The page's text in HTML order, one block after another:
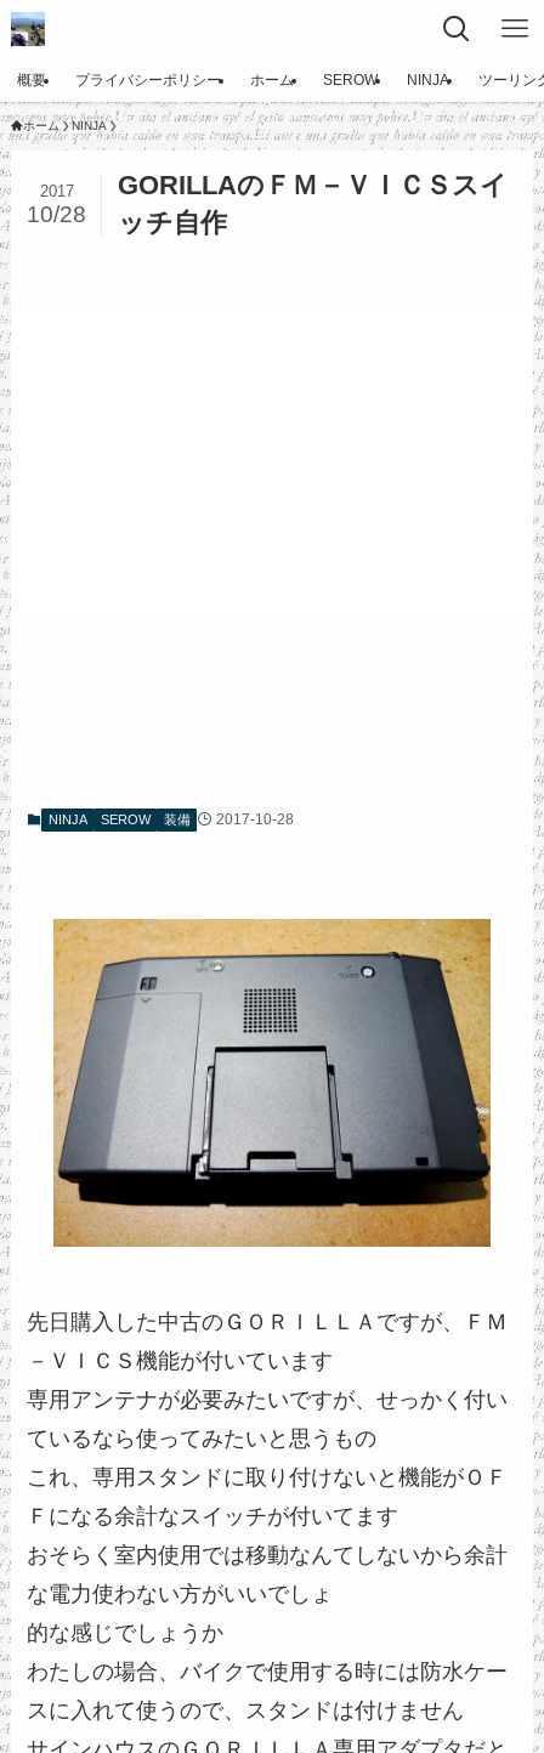
概要 プライバシーポリシー ホーム SEROW NINJA ツーリン
ホーム NINJA
GORILLAのＦＭ－ＶＩＣＳスイ
ッチ自作
2017
10/28
NINJA SEROW 装備 2017-10-28
先日購入した中古のＧＯＲＩＬＬＡですが、ＦＭ
－ＶＩＣＳ機能が付いています
専用アンテナが必要みたいですが、せっかく付い
ているなら使ってみたいと思うもの
これ、専用スタンドに取り付けないと機能がＯＦ
Ｆになる余計なスイッチが付いてます
おそらく室内使用では移動なんてしないから余計
な電力使わない方がいいでしょ
的な感じでしょうか
わたしの場合、バイクで使用する時には防水ケー
スに入れて使うので、スタンドは付けません